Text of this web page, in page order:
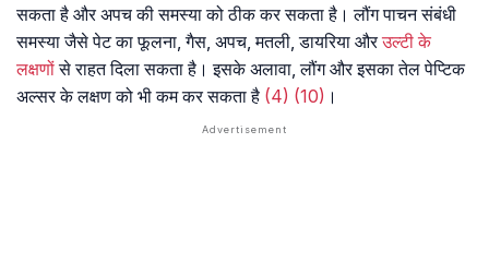
सकता है और अपच की समस्या को ठीक कर सकता है। लौंग पाचन संबंधी
समस्या जैसे पेट का फूलना, गैस, अपच, मतली, डायरिया औरउल्टी के
लक्षणोंसे राहत दिला सकता है। इसके अलावा, लौंग और इसका तेल पेप्टिक
अल्सर के लक्षण को भी कम कर सकता है (4) (10) ।